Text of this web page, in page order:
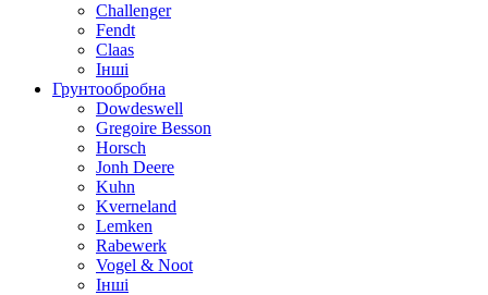
Challenger
Fendt
Claas
Інші
Грунтообробна
Dowdeswell
Gregoire Besson
Horsch
Jonh Deere
Kuhn
Kverneland
Lemken
Rabewerk
Vogel & Noot
Інші